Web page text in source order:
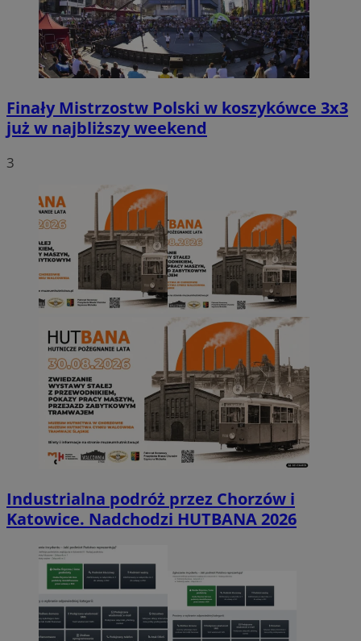
Finały Mistrzostw Polski w koszykówce 3x3
już w najbliższy weekend
3
Industrialna podróż przez Chorzów i
Katowice. Nadchodzi HUTBANA 2026